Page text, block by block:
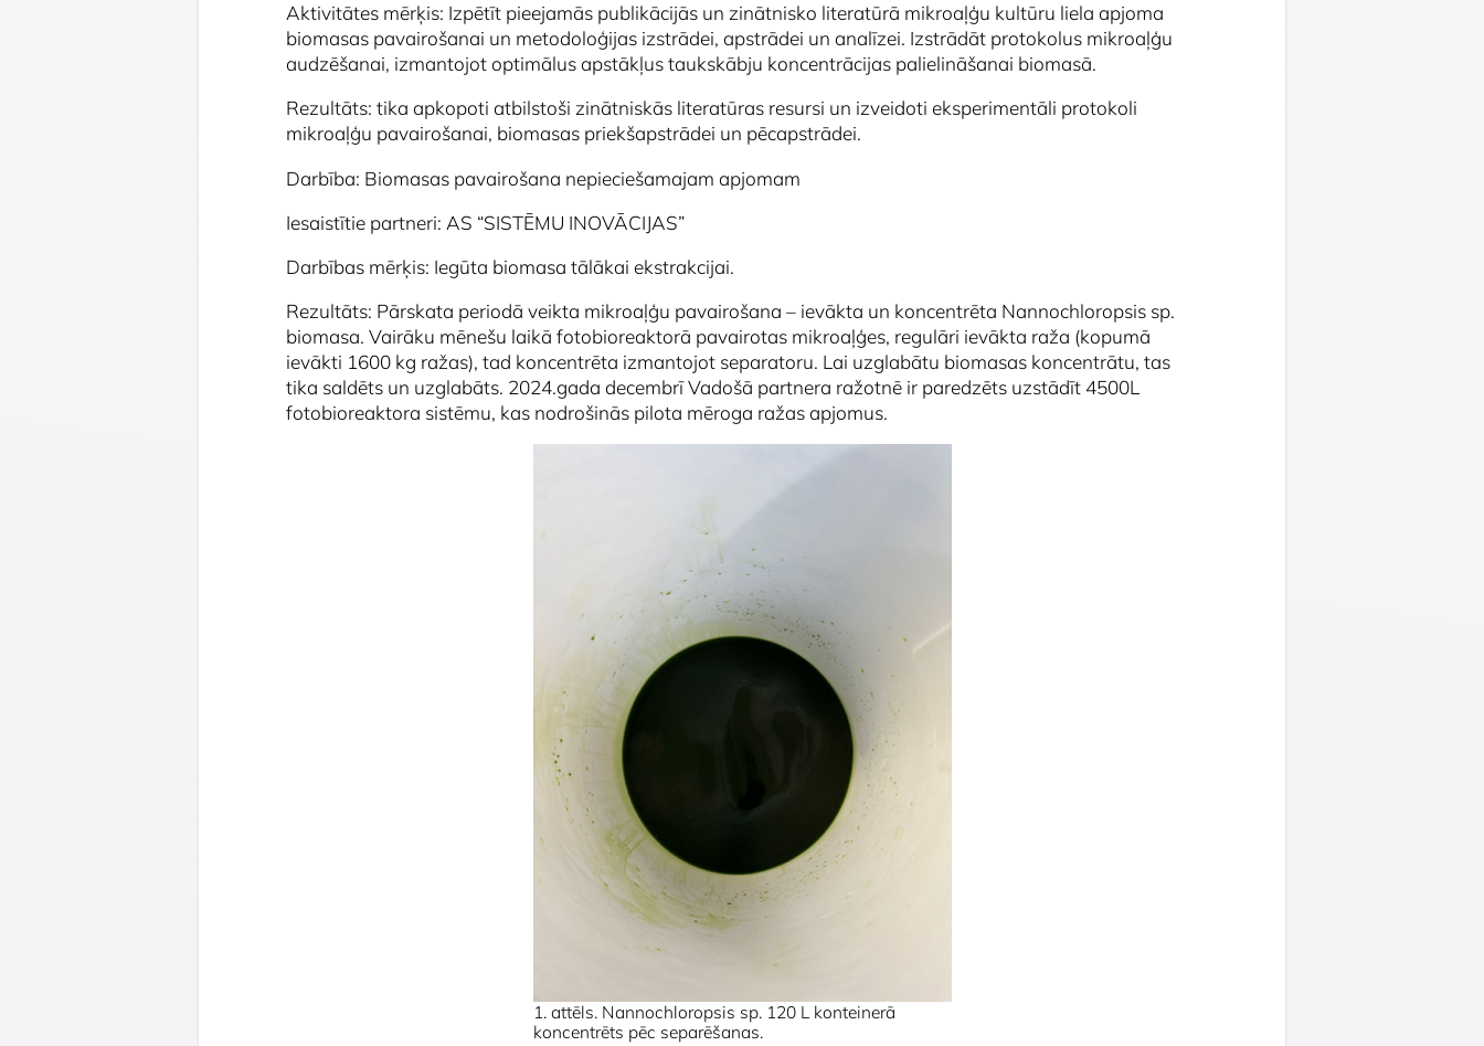
Aktivitātes mērķis: Izpētīt pieejamās publikācijās un zinātnisko literatūrā mikroaļģu kultūru liela apjoma
biomasas pavairošanai un metodoloģijas izstrādei, apstrādei un analīzei. Izstrādāt protokolus mikroaļģu
audzēšanai, izmantojot optimālus apstākļus taukskābju koncentrācijas palielināšanai biomasā.
Rezultāts: tika apkopoti atbilstoši zinātniskās literatūras resursi un izveidoti eksperimentāli protokoli
mikroaļģu pavairošanai, biomasas priekšapstrādei un pēcapstrādei.
Darbība: Biomasas pavairošana nepieciešamajam apjomam
Iesaistītie partneri: AS “SISTĒMU INOVĀCIJAS”
Darbības mērķis: Iegūta biomasa tālākai ekstrakcijai.
Rezultāts: Pārskata periodā veikta mikroaļģu pavairošana – ievākta un koncentrēta Nannochloropsis sp.
biomasa. Vairāku mēnešu laikā fotobioreaktorā pavairotas mikroaļģes, regulāri ievākta raža (kopumā
ievākti 1600 kg ražas), tad koncentrēta izmantojot separatoru. Lai uzglabātu biomasas koncentrātu, tas
tika saldēts un uzglabāts. 2024.gada decembrī Vadošā partnera ražotnē ir paredzēts uzstādīt 4500L
fotobioreaktora sistēmu, kas nodrošinās pilota mēroga ražas apjomus.
1. attēls. Nannochloropsis sp. 120 L konteinerā
koncentrēts pēc separēšanas.